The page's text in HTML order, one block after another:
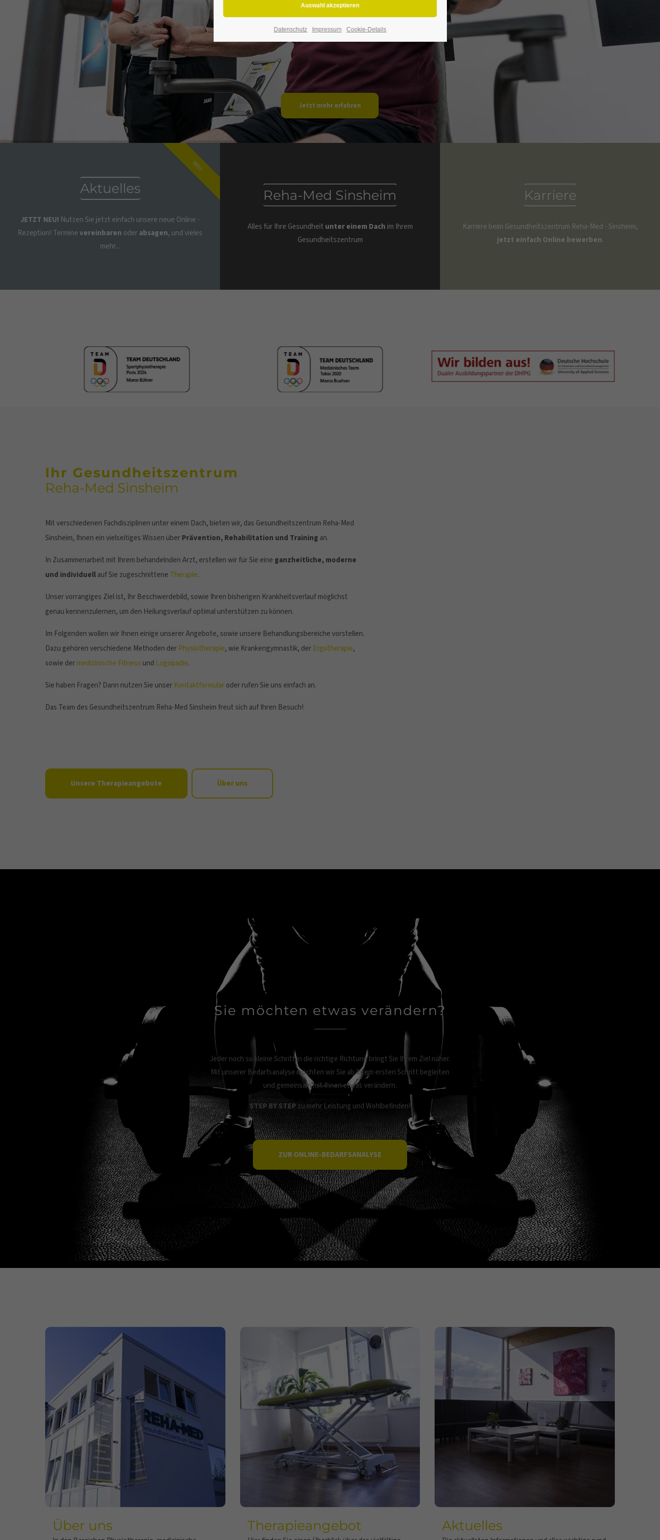
Jetzt mehr erfahren
NEU
Aktuelles
JETZT NEU! Nutzen Sie jetzt einfach unsere neue Online -
Rezeption! Terminevereinbaren oderabsagen, und vieles
mehr...
Reha-Med Sinsheim
Alles für Ihre Gesundheit unter einem Dach im Ihrem
Gesundheitszentrum
Karriere
Karriere beim Gesundheitszentrum Reha-Med - Sinsheim,
jetzt einfach Online bewerben.
Ihr Gesundheitszentrum
Reha-Med Sinsheim
Mit verschiedenen Fachdisziplinen unter einem Dach, bieten wir, das Gesundheitszentrum Reha-Med
Sinsheim, Ihnen ein vielseitiges Wissen überPrävention, Rehabilitation und Training an.
In Zusammenarbeit mit Ihrem behandelnden Arzt, erstellen wir für Sie eine ganzheitliche, moderne
und individuellauf Sie zugeschnittene Therapie.
Unser vorrangiges Ziel ist, Ihr Beschwerdebild, sowie Ihren bisherigen Krankheitsverlauf möglichst
genau kennenzulernen, um den Heilungsverlauf optimal unterstützen zu können.
Im Folgenden wollen wir Ihnen einige unserer Angebote, sowie unsere Behandlungsbereiche vorstellen.
Dazu gehören verschiedene Methoden derPhysiotherapie, wie Krankengymnastik, derErgotherapie,
sowie dermedizinische Fitness und Logopädie.
Sie haben Fragen? Dann nutzen Sie unserKontaktformularoder rufen Sie uns einfach an.
Das Team des Gesundheitszentrum Reha-Med Sinsheim freut sich auf Ihren Besuch!
Unsere Therapieangebote Über uns
Sie möchten etwas verändern?
Jeder noch so kleine Schritt in die richtige Richtung bringt Sie Ihrem Ziel näher.
Mit unserer Bedarfsanalyse möchten wir Sie ab Ihrem ersten Schritt begleiten
und gemeinsam mit Ihnen etwas verändern.
STEP BY STEPzu mehr Leistung und Wohlbefinden!
ZUR ONLINE-BEDARFSANALYSE
Über uns Therapieangebot Aktuelles
Datenschutz Impressum Cookie-Details